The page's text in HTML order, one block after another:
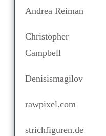
Andrea Reiman
Christopher
Campbell
Denisismagilov
rawpixel.com
strichfiguren.de